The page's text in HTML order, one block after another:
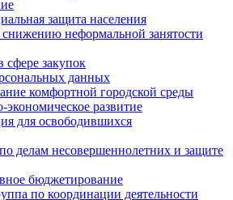
защита населения
неформальной занятости
сфере закупок
данных
комфортной городской среды
экономическое развитие
для освободившихся
делам несовершеннолетних и защите
бюджетирование
по координации деятельности